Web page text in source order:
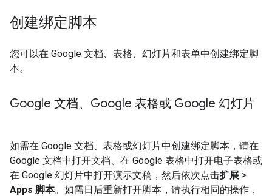
创建绑定脚本
您可以在 Google 文档、表格、幻灯片和表单中创建绑定脚
本。
Google 文档、Google 表格或 Google 幻灯片
如需在 Google 文档、表格或幻灯片中创建绑定脚本，请在
Google 文档中打开文档、在 Google 表格中打开电子表格或
在 Google 幻灯片中打开演示文稿，然后依次点击扩展 >
Apps 脚本。如需日后重新打开脚本，请执行相同的操作，